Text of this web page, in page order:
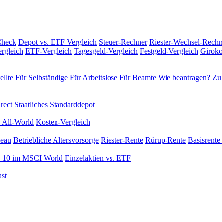
Depot vs. ETF Vergleich Steuer-Rechner Riester-Wechsel-
ETF-Vergleich Tagesgeld-Vergleich Festgeld-Vergleich
Für Selbständige Für Arbeitslose Für Beamte Wie beantragen?
Staatliches Standarddepot
All-World Kosten-Vergleich
Betriebliche Altersvorsorge Riester-Rente Rürup-Rente
10 im MSCI World Einzelaktien vs. ETF